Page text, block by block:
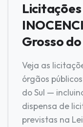
Grosso do
Veja as
órgãos
do Sul —
dispensa de
previstas na